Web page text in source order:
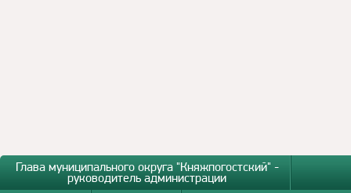
Глава муниципального округа "Княжпогостский" -
руководитель администрации